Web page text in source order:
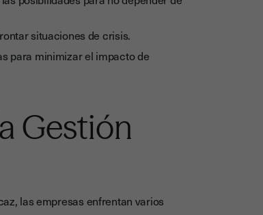
situaciones de crisis.
para minimizar el impacto de
Gestión
las empresas enfrentan varios